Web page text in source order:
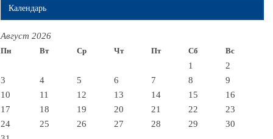
Календарь
Август 2026
Пн Вт Ср Чт Пт Сб Вс
1
2
3
4 5 6 7 8
9
10
11 12 13 14 15
16
17
18 19 20 21 22
23
24
25 26 27 28 29
30